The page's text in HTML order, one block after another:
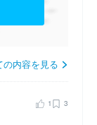
の内容を見る
1 3